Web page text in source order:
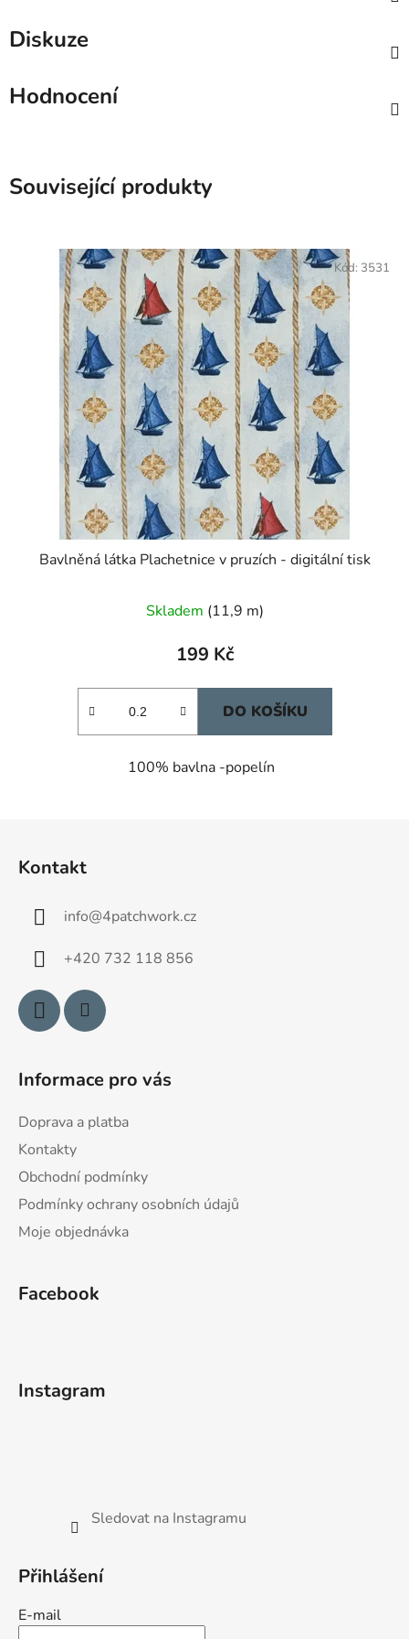
Diskuze
Hodnocení
Související produkty
Bavlněná látka Plachetnice v pruzích - digitální tisk
Skladem (11,9 m)
199 Kč
DO KOŠÍKU
100% bavlna -popelín
Kód: 3531
Kontakt
info@4patchwork.cz
+420 732 118 856
Informace pro vás
Doprava a platba
Kontakty
Obchodní podmínky
Podmínky ochrany osobních údajů
Moje objednávka
Facebook
Instagram
Sledovat na Instagramu
Přihlášení
E-mail